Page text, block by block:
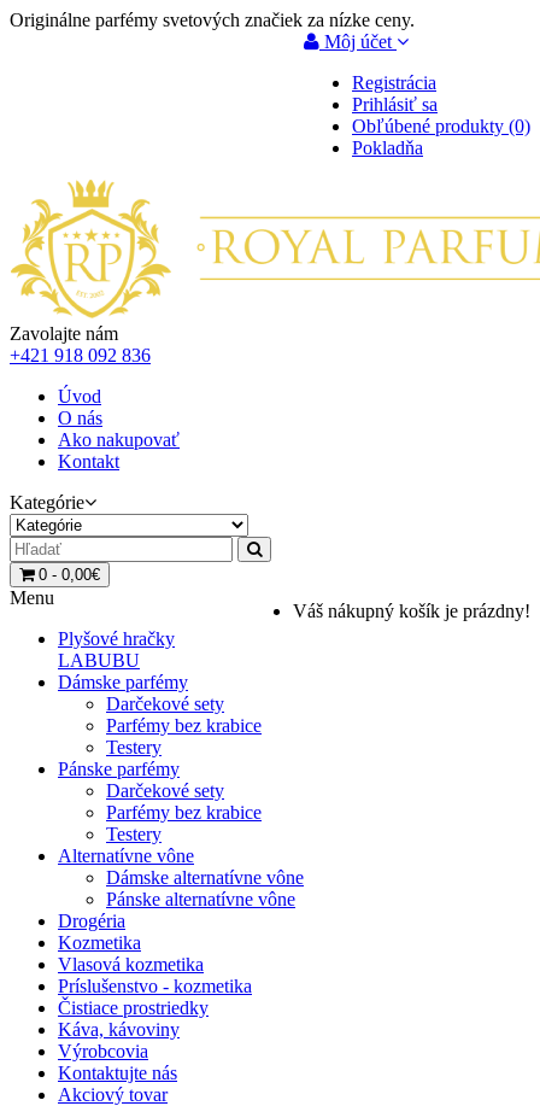
Originálne parfémy svetových značiek za nízke ceny.
Môj účet
Registrácia
Prihlásiť sa
Obľúbené produkty (0)
Pokladňa
Zavolajte nám
+421 918 092 836
Úvod
O nás
Ako nakupovať
Kontakt
Kategórie
0 - 0,00€
Váš nákupný košík je prázdny!
Menu
Plyšové hračky
LABUBU
Dámske parfémy
Darčekové sety
Parfémy bez krabice
Testery
Pánske parfémy
Darčekové sety
Parfémy bez krabice
Testery
Alternatívne vône
Dámske alternatívne vône
Pánske alternatívne vône
Drogéria
Kozmetika
Vlasová kozmetika
Príslušenstvo - kozmetika
Čistiace prostriedky
Káva, kávoviny
Výrobcovia
Kontaktujte nás
Akciový tovar